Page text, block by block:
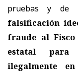
pruebas y de
falsificación
fraude al Fisco
estatal para
ilegalmente